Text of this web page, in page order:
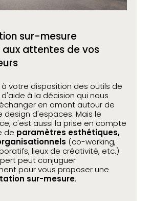
sur-mesure
attentes de vos
votre disposition des outils de
à la décision qui nous
en amont autour de
d'espaces. Mais le
c'est aussi la prise en compte
de paramètres esthétiques,
(co-working,
lieux de créativité, etc.)
peut conjuguer
pour vous proposer une
sur-mesure.